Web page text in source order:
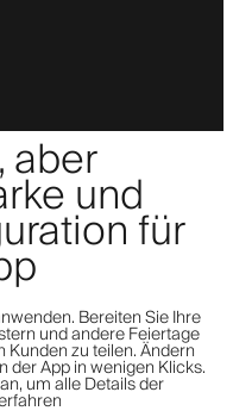
aber
und
für
Bereiten Sie Ihre
und andere Feiertage
zu teilen. Ändern
der App in wenigen Klicks.
um alle Details der